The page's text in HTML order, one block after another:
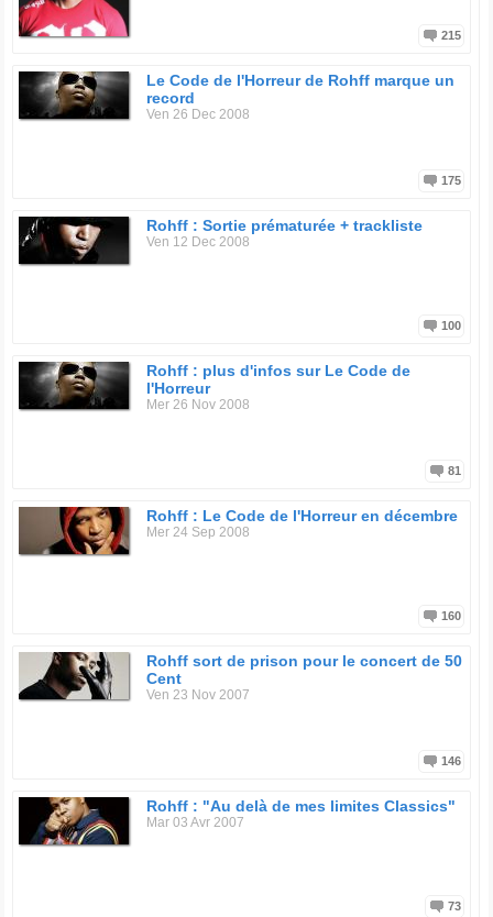
215
Le Code de l'Horreur de Rohff marque un
record
Ven 26 Dec 2008
175
Rohff : Sortie prématurée + trackliste
Ven 12 Dec 2008
100
Rohff : plus d'infos sur Le Code de
l'Horreur
Mer 26 Nov 2008
81
Rohff : Le Code de l'Horreur en décembre
Mer 24 Sep 2008
160
Rohff sort de prison pour le concert de 50
Cent
Ven 23 Nov 2007
146
Rohff : "Au delà de mes limites Classics"
Mar 03 Avr 2007
73